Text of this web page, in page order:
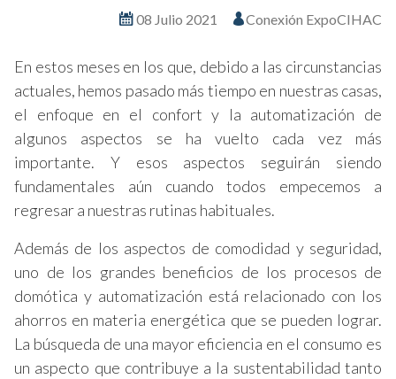
08 Julio 2021 Conexión ExpoCIHAC
En estos meses en los que, debido a las circunstancias
actuales, hemos pasado más tiempo en nuestras casas,
el enfoque en el confort y la automatización de
algunos aspectos se ha vuelto cada vez más
importante. Y esos aspectos seguirán siendo
fundamentales aún cuando todos empecemos a
regresar a nuestras rutinas habituales.
Además de los aspectos de comodidad y seguridad,
uno de los grandes beneficios de los procesos de
domótica y automatización está relacionado con los
ahorros en materia energética que se pueden lograr.
La búsqueda de una mayor eficiencia en el consumo es
un aspecto que contribuye a la sustentabilidad tanto